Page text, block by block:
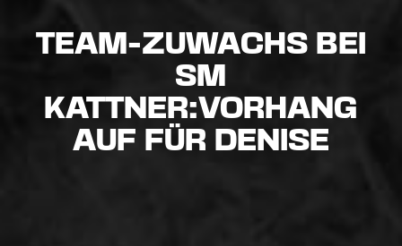
TEAM-ZUWACHS BEI
SM
KATTNER:VORHANG
AUF FÜR DENISE